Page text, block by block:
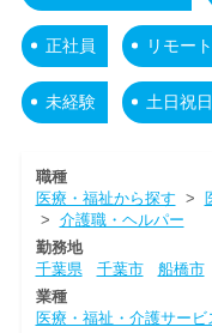
正社員 リモー
未経験 土日祝
職種
医療・福祉から探す >
> 介護職・ヘルパー
勤務地
千葉県
千葉市 船橋市
業種
医療・福祉・介護サービ